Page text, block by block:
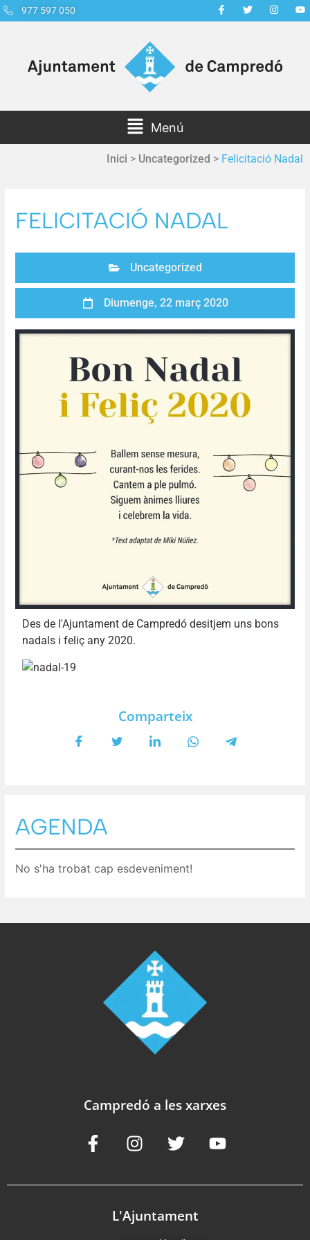
977 597 050
Menú
Inici > Uncategorized > Felicitació Nadal
FELICITACIÓ NADAL
Uncategorized
Diumenge, 22 març 2020
Des de l'Ajuntament de Campredó desitjem uns bons
nadals i feliç any 2020.
Comparteix
AGENDA
No s'ha trobat cap esdeveniment!
Campredó a les xarxes
L'Ajuntament